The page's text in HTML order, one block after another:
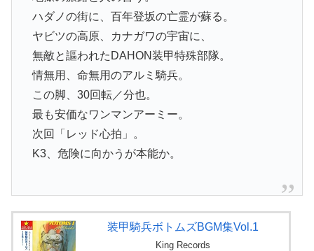
ハダノの街に、百年登坂の亡霊が蘇る。
ヤビツの高原、カナガワの宇宙に、
無敵と謳われたDAHON装甲特殊部隊。
情無用、命無用のアルミ騎兵。
この脚、30回転／分也。
最も安価なワンマンアーミー。
次回「レッド心拍」。
K3、危険に向かうが本能か。
装甲騎兵ボトムズBGM集Vol.1
King Records